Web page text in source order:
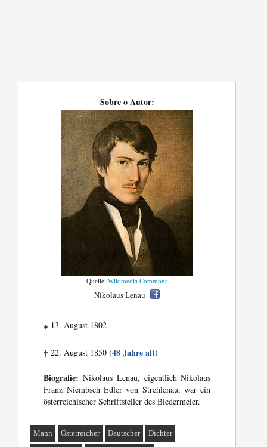
Sobre o Autor:
Quelle:Wikimedia Commons
Nikolaus Lenau
* 13. August 1802
† 22. August 1850(48 Jahre alt)
Biografie: Nikolaus Lenau, eigentlich Nikolaus
Franz Niembsch Edler von Strehlenau, war ein
österreichischer Schriftsteller des Biedermeier.
Mann Österreicher Deutscher Dichter